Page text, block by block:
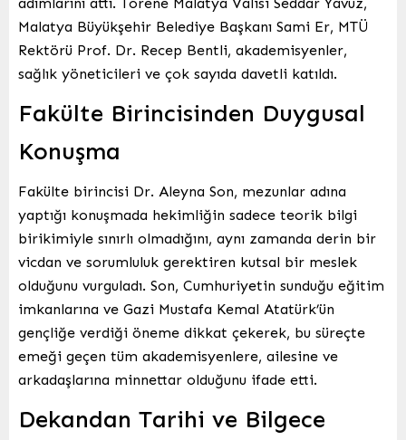
Malatya Büyükşehir Belediye Başkanı Sami Er, MTÜ
Rektörü Prof. Dr. Recep Bentli, akademisyenler,
sağlık yöneticileri ve çok sayıda davetli katıldı.
Fakülte Birincisinden Duygusal
Konuşma
Fakülte birincisi Dr. Aleyna Son, mezunlar adına
yaptığı konuşmada hekimliğin sadece teorik bilgi
birikimiyle sınırlı olmadığını, aynı zamanda derin bir
vicdan ve sorumluluk gerektiren kutsal bir meslek
olduğunu vurguladı. Son, Cumhuriyetin sunduğu eğitim
imkanlarına ve Gazi Mustafa Kemal Atatürk’ün
gençliğe verdiği öneme dikkat çekerek, bu süreçte
emeği geçen tüm akademisyenlere, ailesine ve
arkadaşlarına minnettar olduğunu ifade etti.
Dekandan Tarihi ve Bilgece